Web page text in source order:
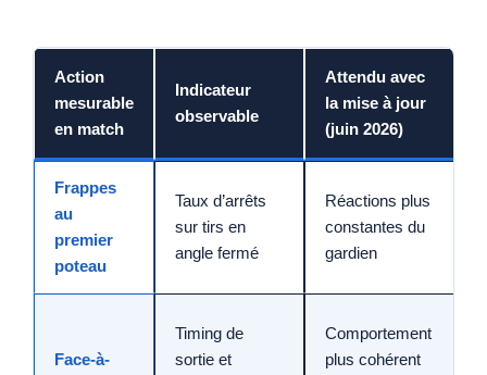
Action
mesurable
en match
Indicateur
observable
Attendu avec
la mise à jour
(juin 2026)
Frappes
au
premier
poteau
Taux d’arrêts
sur tirs en
angle fermé
Réactions plus
constantes du
gardien
Face-à-
Timing de
sortie et
Comportement
plus cohérent